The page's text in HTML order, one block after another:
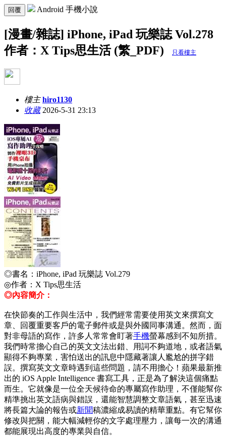
回覆 Android 手機小說
[漫畫/雜誌] iPhone, iPad 玩樂誌 Vol.278
作者：X Tips思生活 (繁_PDF)
只看樓主
樓主 hiro1130
收藏2026-5-31 23:13
◎書名： iPhone, iPad 玩樂誌 Vol.279
◎作者：X Tips思生活
◎內容簡介：
在快節奏的工作與生活中，我們經常需要使用英文來撰寫文
章、回覆重要客戶的電子郵件或是與外國同事溝通。然而，面
對非母語的寫作，許多人常常會盯著手機螢幕感到不知所措。
我們時常擔心自己的英文文法出錯、用詞不夠道地，或者語氣
顯得不夠專業，害怕送出的訊息中隱藏著讓人尷尬的拼字錯
誤。撰寫英文文章時遇到這些問題，請不用擔心！蘋果最新推
出的 iOS Apple Intelligence 書寫工具，正是為了解決這個痛點
而生。它就像是一位全天候待命的專屬寫作助理，不僅能幫你
精準挑出英文語病與錯誤，還能智慧調整文章語氣，甚至迅速
將長篇大論的報告或新聞稿濃縮成易讀的精華重點。有它幫你
修改與把關，能大幅減輕你的文字處理壓力，讓每一次的溝通
都能展現出高度的專業與自信。